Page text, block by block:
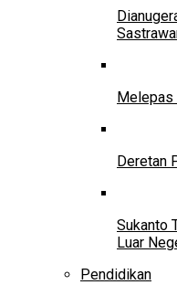
Deretan
Sukanto
Luar
Pendidikan